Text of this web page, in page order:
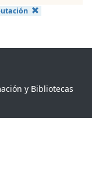
y Bibliotecas